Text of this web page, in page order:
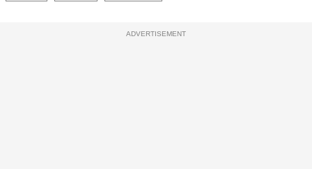
ADVERTISEMENT